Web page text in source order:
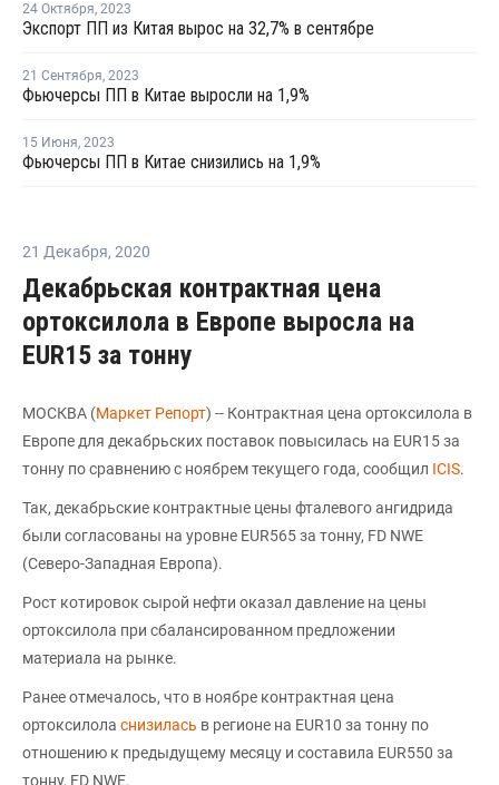
24 Октября, 2023
Экспорт ПП из Китая вырос на 32,7% в сентябре
21 Сентября, 2023
Фьючерсы ПП в Китае выросли на 1,9%
15 Июня, 2023
Фьючерсы ПП в Китае снизились на 1,9%
21 Декабря, 2020
Декабрьская контрактная цена
ортоксилола в Европе выросла на
EUR15 за тонну
МОСКВА (Маркет Репорт) -- Контрактная цена ортоксилола в
Европе для декабрьских поставок повысилась на EUR15 за
тонну по сравнению с ноябрем текущего года, сообщил ICIS.
Так, декабрьские контрактные цены фталевого ангидрида
были согласованы на уровне EUR565 за тонну, FD NWE
(Северо-Западная Европа).
Рост котировок сырой нефти оказал давление на цены
ортоксилола при сбалансированном предложении
материала на рынке.
Ранее отмечалось, что в ноябре контрактная цена
ортоксилола снизилась в регионе на EUR10 за тонну по
отношению к предыдущему месяцу и составила EUR550 за
тонну, FD NWE.